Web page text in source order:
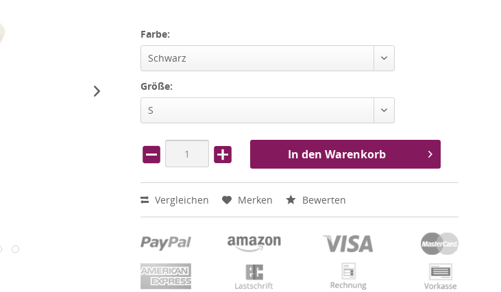
Farbe:
Schwarz
Größe:
S
In den Warenkorb
Vergleichen Merken Bewerten